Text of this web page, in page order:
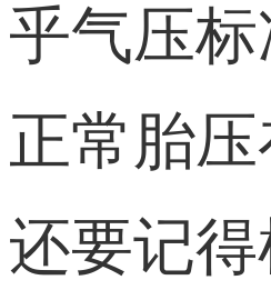
乎气压标
正常胎
还要记